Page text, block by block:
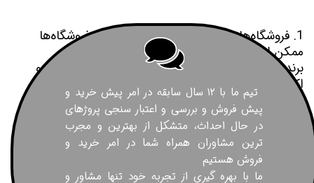
1. فروشگاه‌های برند لباس و اکسسوری: این فروشگاه‌ها
ممکن است شامل برندهای معروف بین‌المللی و نیز
برندهای محبوب داخلی در زمینه پوشاک، کفش، کیف و
اکسسوری‌های مد روز باشند.
2. فروشگاه‌های الکترونیک و فناوری: بخش‌هایی که انواع
محصولات الکترونیکی مانند تلفن‌های همراه، لپ‌تاپ،
تبلت و لوازم جانبی مربوطه را عرضه می‌کنند.
تیم ما با ۱۲ سال سابقه در امر پیش خرید و
پیش فروش و بررسی و اعتبار سنجی پروژهای
در حال احداث، متشکل از بهترین و مجرب
ترین مشاوران همراه شما در امر خرید و
فروش هستیم
ما با بهره گیری از تجربه خود تنها مشاور و